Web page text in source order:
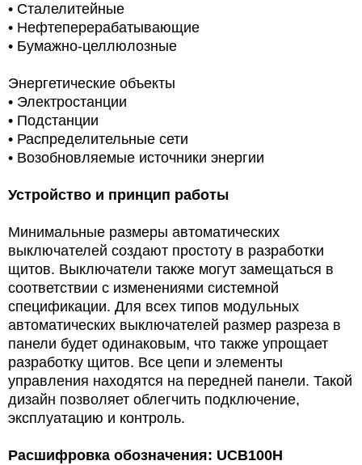
• Сталелитейные
• Нефтеперерабатывающие
• Бумажно-целлюлозные
Энергетические объекты
• Электростанции
• Подстанции
• Распределительные сети
• Возобновляемые источники энергии
Устройство и принцип работы
Минимальные размеры автоматических
выключателей создают простоту в разработки
щитов. Выключатели также могут замещаться в
соответствии с изменениями системной
спецификации. Для всех типов модульных
автоматических выключателей размер разреза в
панели будет одинаковым, что также упрощает
разработку щитов. Все цепи и элементы
управления находятся на передней панели. Такой
дизайн позволяет облегчить подключение,
эксплуатацию и контроль.
Расшифровка обозначения: UCB100H